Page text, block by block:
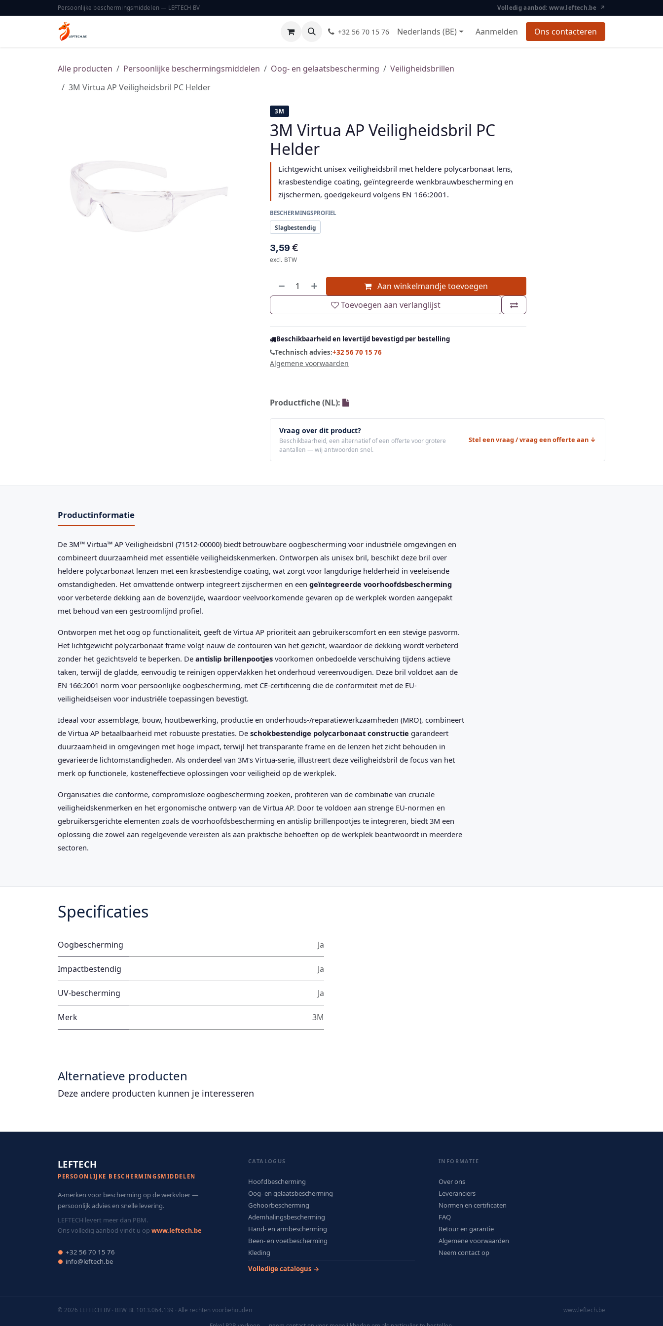
Overslaan naar inhoudPersoonlijke beschermingsmiddelen — LEFTECH BV Volledig aanbod: www.leftech.be ↗
Normen & certificaten FAQ Contact
+32 56 70 15 76 Nederlands (BE) Aanmelden Ons contacteren
Alle producten Persoonlijke beschermingsmiddelen Oog- en gelaatsbescherming
Veiligheidsbrillen
3M Virtua AP Veiligheidsbril PC Helder
3M
3M Virtua AP Veiligheidsbril PC
Helder
Lichtgewicht unisex veiligheidsbril met heldere polycarbonaat lens,
krasbestendige coating, geïntegreerde wenkbrauwbescherming en
zijschermen, goedgekeurd volgens EN 166:2001.
BESCHERMINGSPROFIEL
Slagbestendig
3,59 €
excl. BTW
Aan winkelmandje toevoegen
Toevoegen aan verlanglijst
Beschikbaarheid en levertijd bevestigd per bestelling
Technisch advies:+32 56 70 15 76
Algemene voorwaarden
Productfiche (NL):
Vraag over dit product?
Beschikbaarheid, een alternatief of een offerte voor grotere
aantallen — wij antwoorden snel.
Stel een vraag / vraag een offerte aan ↓
Productinformatie
De 3M™ Virtua™ AP Veiligheidsbril (71512-00000) biedt betrouwbare oogbescherming voor industriële omgevingen en
combineert duurzaamheid met essentiële veiligheidskenmerken. Ontworpen als unisex bril, beschikt deze bril over
heldere polycarbonaat lenzen met een krasbestendige coating, wat zorgt voor langdurige helderheid in veeleisende
omstandigheden. Het omvattende ontwerp integreert zijschermen en een geïntegreerde voorhoofdsbescherming
voor verbeterde dekking aan de bovenzijde, waardoor veelvoorkomende gevaren op de werkplek worden aangepakt
met behoud van een gestroomlijnd profiel.
Ontworpen met het oog op functionaliteit, geeft de Virtua AP prioriteit aan gebruikerscomfort en een stevige pasvorm.
Het lichtgewicht polycarbonaat frame volgt nauw de contouren van het gezicht, waardoor de dekking wordt verbeterd
zonder het gezichtsveld te beperken. De antislip brillenpootjes voorkomen onbedoelde verschuiving tijdens actieve
taken, terwijl de gladde, eenvoudig te reinigen oppervlakken het onderhoud vereenvoudigen. Deze bril voldoet aan de
EN 166:2001 norm voor persoonlijke oogbescherming, met CE-certificering die de conformiteit met de EU-
veiligheidseisen voor industriële toepassingen bevestigt.
Ideaal voor assemblage, bouw, houtbewerking, productie en onderhouds-/reparatiewerkzaamheden (MRO), combineert
de Virtua AP betaalbaarheid met robuuste prestaties. De schokbestendige polycarbonaat constructie garandeert
duurzaamheid in omgevingen met hoge impact, terwijl het transparante frame en de lenzen het zicht behouden in
gevarieerde lichtomstandigheden. Als onderdeel van 3M's Virtua-serie, illustreert deze veiligheidsbril de focus van het
merk op functionele, kosteneffectieve oplossingen voor veiligheid op de werkplek.
Organisaties die conforme, compromisloze oogbescherming zoeken, profiteren van de combinatie van cruciale
veiligheidskenmerken en het ergonomische ontwerp van de Virtua AP. Door te voldoen aan strenge EU-normen en
gebruikersgerichte elementen zoals de voorhoofdsbescherming en antislip brillenpootjes te integreren, biedt 3M een
oplossing die zowel aan regelgevende vereisten als aan praktische behoeften op de werkplek beantwoordt in meerdere
sectoren.
Specificaties
Oogbescherming Ja
Impactbestendig Ja
UV-bescherming Ja
Merk 3M
Alternatieve producten
Deze andere producten kunnen je interesseren
LEFTECH
PERSOONLIJKE BESCHERMINGSMIDDELEN
A-merken voor bescherming op de werkvloer —
persoonlijk advies en snelle levering.
LEFTECH levert meer dan PBM.
Ons volledig aanbod vindt u op www.leftech.be
● +32 56 70 15 76
● info@leftech.be
CATALOGUS
Hoofdbescherming
Oog- en gelaatsbescherming
Gehoorbescherming
Ademhalingsbescherming
Hand- en armbescherming
Been- en voetbescherming
Kleding
Volledige catalogus →
INFORMATIE
Over ons
Leveranciers
Normen en certificaten
FAQ
Retour en garantie
Algemene voorwaarden
Neem contact op
© 2026 LEFTECH BV · BTW BE 1013.064.139 · Alle rechten voorbehouden www.leftech.be